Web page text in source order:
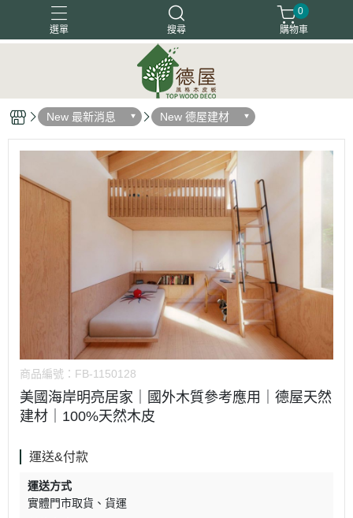
選單 搜尋
木箔藝術
0
購物車
New 最新消息 New 德屋建材
商品編號： FB-1150128
美國海岸明亮居家｜國外木質參考應用｜德屋天然
建材｜100%天然木皮
運送&付款
運送方式
實體門市取貨
貨運